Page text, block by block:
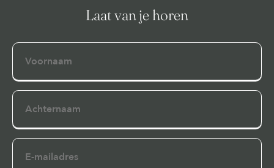
Laat van je horen
Voornaam
Achternaam
E-
mailadres